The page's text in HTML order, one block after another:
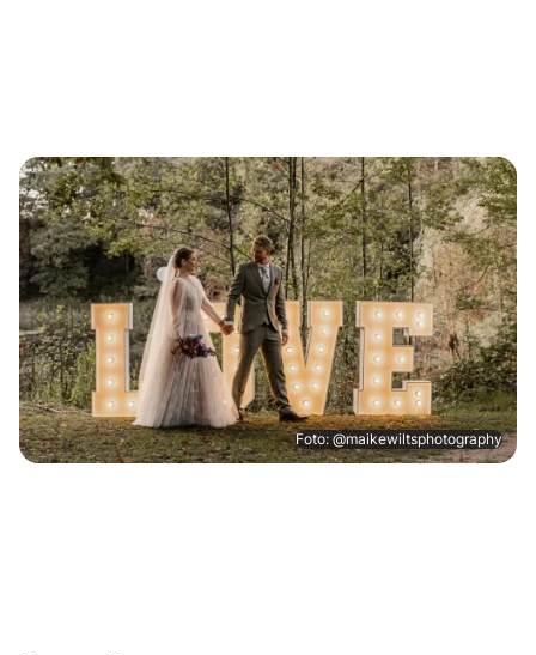
Foto: @maikewiltsphotography